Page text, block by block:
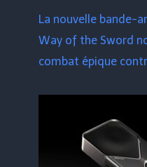
La nouvelle bande-
Way of the Sword
combat épique